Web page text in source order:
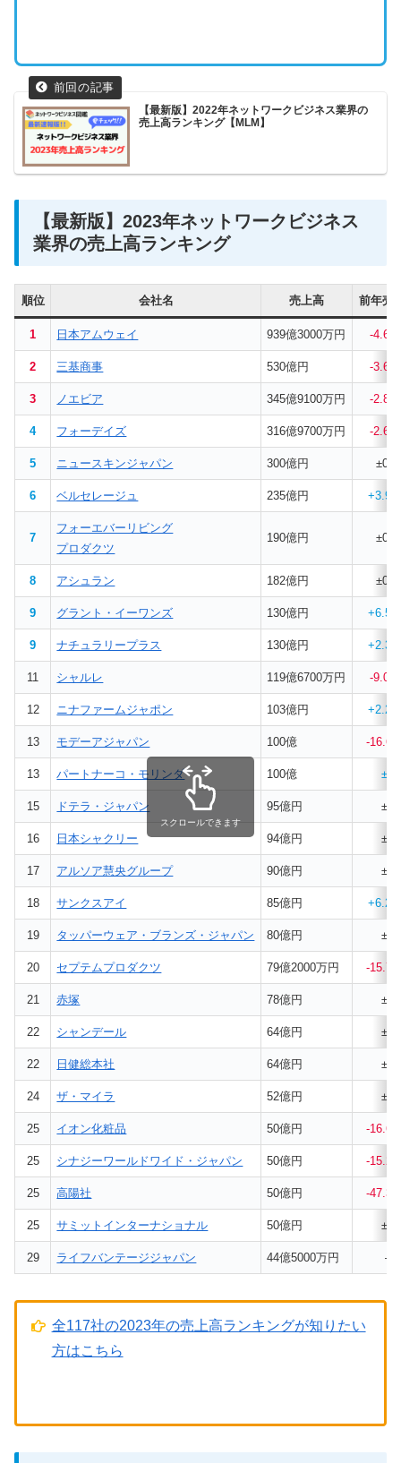
【最新版】2022年ネットワークビジネス業界の
売上高ランキング【MLM】
【最新版】2023年ネットワークビジネス
業界の売上高ランキング
順位 会社名 売上高 前年売
1 日本アムウェイ 939億3000万円 -
2 三基商事 530億円 -
3 ノエビア 345億9100万円 -
4 フォーデイズ 316億9700万円 -
5 ニュースキンジャパン 300億円 ±0%
6 ベルセレージュ 235億円
7
フォーエバーリビング
プロダクツ
190億円 ±0%
8 アシュラン 182億円 ±0%
9 グラント・イーワンズ 130億円
9 ナチュラリープラス 130億円
11 シャルレ 119億6700万円 -
12 ニナファームジャポン 103億円
13 モデーアジャパン 100億 -16.6
13 パートナーコ・モリンダ 100億 ±0
15 ドテラ・ジャパン 95億円 ±0
16 日本シャクリー 94億円 ±0
17 アルソア慧央グループ 90億円 ±0
18 サンクスアイ 85億円 +
19 タッパーウェア・ブランズ・ジャパン 80億円 ±0
20 セプテムプロダクツ 79億2000万円 -
21 赤塚 78億円 ±0
22 シャンデール 64億円 ±0
22 日健総本社 64億円 ±0
24 ザ・マイラ 52億円 ±0
25 イオン化粧品 50億円 -
25 シナジーワールドワイド・ジャパン 50億円 -
25 高陽社 50億円 -
25 サミットインターナショナル 50億円 ±0
29 ライフバンテージジャパン 44億5000万円 –
スクロールできます
全117社の2023年の売上高ランキングが知りたい
方はこちら